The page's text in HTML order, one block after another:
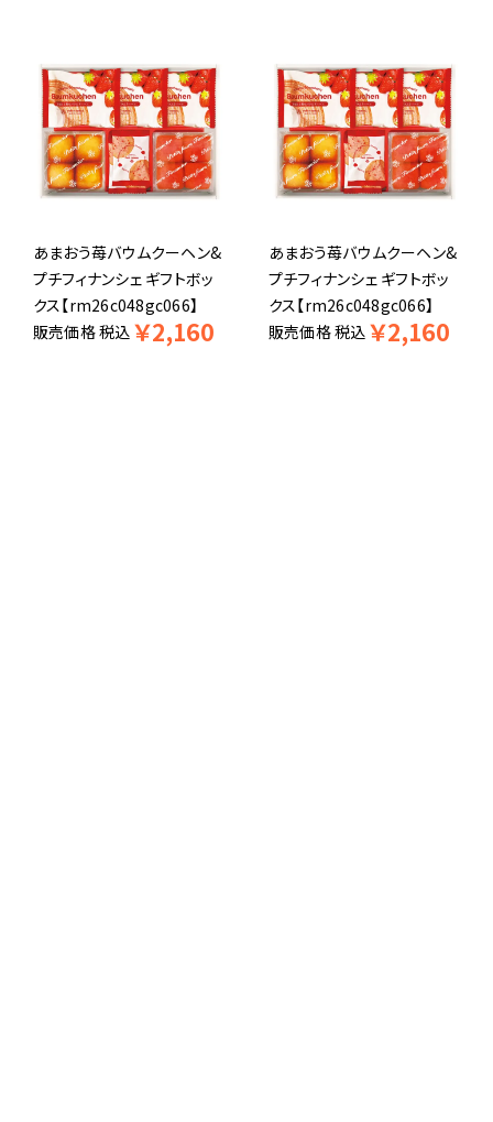
あまおう苺バウムクーヘン&
プチフィナンシェ ギフトボッ
クス【rm26c048gc066】
販売価格税込 ￥2,160
あまおう苺バウムクーヘン&
プチフィナンシェ ギフトボッ
クス【rm26c048gc066】
販売価格税込 ￥2,160